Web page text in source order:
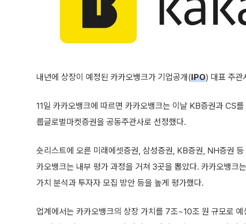
내년에 상장이 예정된 카카오뱅크가 기업공개(IPO) 대표 주관
11일 카카오뱅크에 따르면 카카오뱅크는 이날 KB증권과 CS
룹글로벌마켓증권을 공동주관사로 선정했다.
숏리스트에 오른 미래에셋증권, 삼성증권, KB증권, NH증권
카오뱅크는 내부 평가 과정을 거쳐 3곳을 뽑았다. 카카오뱅크
가치 분석과 투자자 모집 방안 등을 높게 평가했다.
업계에서는 카카오뱅크의 상장 가치를 7조~10조 원 규모로